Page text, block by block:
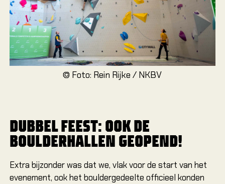
© Foto: Rein Rijke / NKBV
DUBBEL FEEST: OOK DE
BOULDERHALLEN GEOPEND!
Extra bijzonder was dat we, vlak voor de start van het
evenement, ook het bouldergedeelte officieel konden